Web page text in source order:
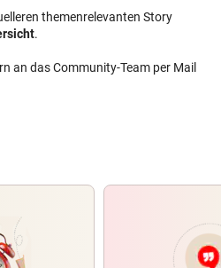
themenrelevanten Story
.
an das Community-Team per Mail